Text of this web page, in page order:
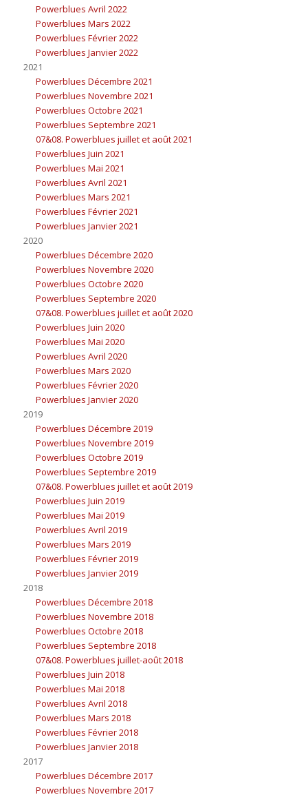
Powerblues Avril 2022
Powerblues Mars 2022
Powerblues Février 2022
Powerblues Janvier 2022
2021
Powerblues Décembre 2021
Powerblues Novembre 2021
Powerblues Octobre 2021
Powerblues Septembre 2021
07&08. Powerblues juillet et août 2021
Powerblues Juin 2021
Powerblues Mai 2021
Powerblues Avril 2021
Powerblues Mars 2021
Powerblues Février 2021
Powerblues Janvier 2021
2020
Powerblues Décembre 2020
Powerblues Novembre 2020
Powerblues Octobre 2020
Powerblues Septembre 2020
07&08. Powerblues juillet et août 2020
Powerblues Juin 2020
Powerblues Mai 2020
Powerblues Avril 2020
Powerblues Mars 2020
Powerblues Février 2020
Powerblues Janvier 2020
2019
Powerblues Décembre 2019
Powerblues Novembre 2019
Powerblues Octobre 2019
Powerblues Septembre 2019
07&08. Powerblues juillet et août 2019
Powerblues Juin 2019
Powerblues Mai 2019
Powerblues Avril 2019
Powerblues Mars 2019
Powerblues Février 2019
Powerblues Janvier 2019
2018
Powerblues Décembre 2018
Powerblues Novembre 2018
Powerblues Octobre 2018
Powerblues Septembre 2018
07&08. Powerblues juillet-août 2018
Powerblues Juin 2018
Powerblues Mai 2018
Powerblues Avril 2018
Powerblues Mars 2018
Powerblues Février 2018
Powerblues Janvier 2018
2017
Powerblues Décembre 2017
Powerblues Novembre 2017